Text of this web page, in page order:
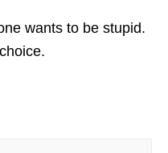
wants to be stupid.